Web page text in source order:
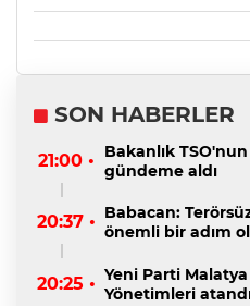
SON HABERLER
21:00 •
Bakanlık
gündeme aldı
20:37 • Babacan:
önemli bir adım
20:25 • Yeni Parti
Yönetimleri